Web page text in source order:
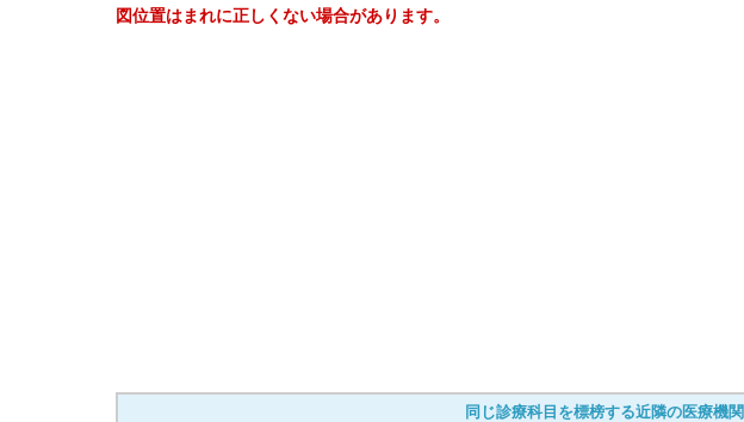
図位置はまれに正しくない場合があります。
同じ診療科目を標榜する近隣の医療機関